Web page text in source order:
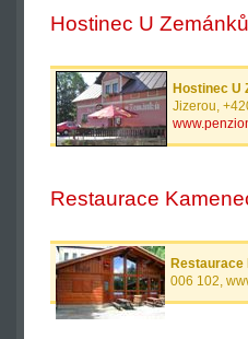
Hostinec U Zemánků
Hostinec U
Jizerou,
Restaurace
Restaurace
006 102,